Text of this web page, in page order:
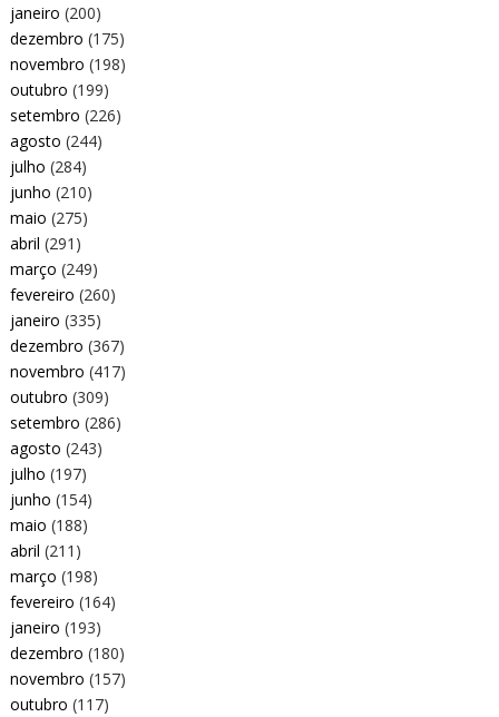
janeiro (200)
dezembro (175)
novembro (198)
outubro (199)
setembro (226)
agosto (244)
julho (284)
junho (210)
maio (275)
abril (291)
março (249)
fevereiro (260)
janeiro (335)
dezembro (367)
novembro (417)
outubro (309)
setembro (286)
agosto (243)
julho (197)
junho (154)
maio (188)
abril (211)
março (198)
fevereiro (164)
janeiro (193)
dezembro (180)
novembro (157)
outubro (117)